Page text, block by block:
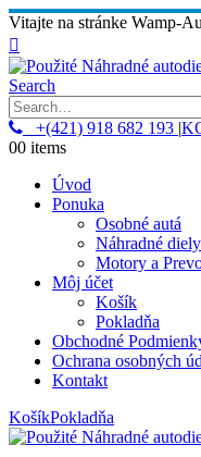
Vitajte na stránke Wamp-
Search
+(421) 918 682 193 |
00 items
Úvod
Ponuka
Osobné autá
Náhradné diely
Motory a
Môj účet
Košík
Pokladňa
Obchodné
Ochrana osobných
Kontakt
KošíkPokladňa